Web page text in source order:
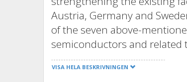
Austria, Germany and
of the seven above-
semiconductors and related
will address all the front–end
with power and RF
VISA HELA BESKRIVNINGEN